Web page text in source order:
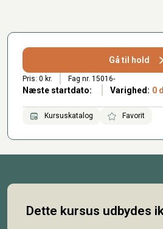
Gå til hold
Pris: 0 kr. Fag nr. 15016-
Næste startdato: Varighed: 0
Kursuskatalog Favorit
Dette kursus udbydes